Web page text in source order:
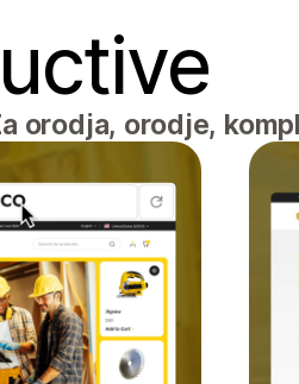
orodja, orodje,